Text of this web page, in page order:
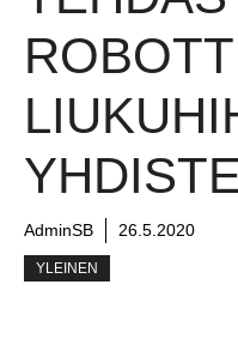
AdminSB 26.5.2020
YLEINEN